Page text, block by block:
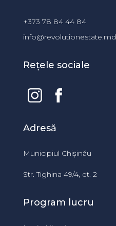
+373 78 84 44 84
info@revolutionestate.md
Rețele sociale
Adresă
Municipiul Chișinău
Str. Tighina 49/4, et. 2
Program lucru